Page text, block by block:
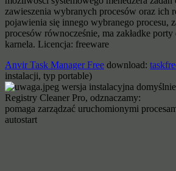
zawieszenia wybranych procesów oraz ich
pojawienia się innego wybranego procesu,
procesów równocześnie, ma zakładke
karnela. Licencja: freeware
Anvir Task Manager Free download:
instalacji, typ portable)
wersja instalacyjna
Registry Cleaner Pro, odznaczamy:
pomaga zarządzać uruchomionymi
autostart